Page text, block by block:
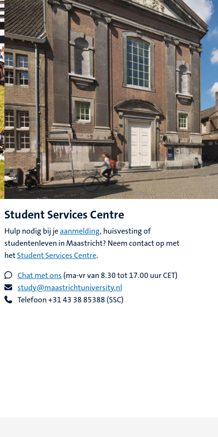
Student Services Centre
Hulp nodig bij jeaanmelding, huisvesting of
studentenleven in Maastricht? Neem contact op met
hetStudent Services Centre.
Chat met ons (ma-vr van 8.30 tot 17.00 uur CET)
study@maastrichtuniversity.nl
Telefoon +31 43 38 85388 (SSC)